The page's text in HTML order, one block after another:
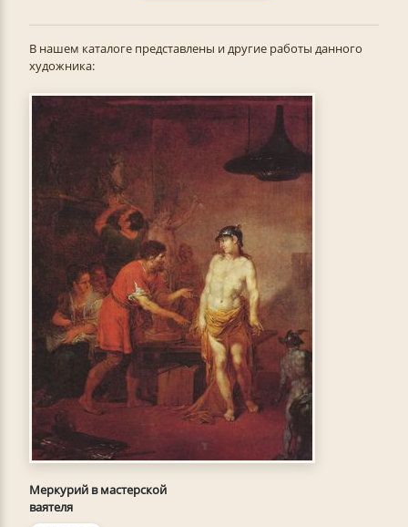
В нашем каталоге представлены и другие работы данного
художника:
Меркурий в мастерской
ваятеля